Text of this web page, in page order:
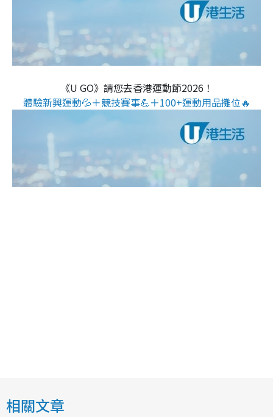
《U GO》請您去香港運動節2026！
體驗新興運動💦＋競技賽事💪＋100+運動用品攤位🔥
相關文章